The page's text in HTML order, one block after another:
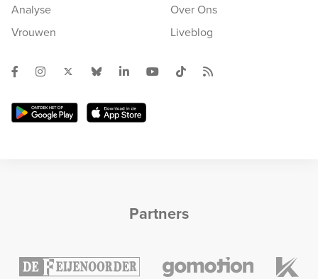
Analyse
Vrouwen
Over Ons
Liveblog
Partners